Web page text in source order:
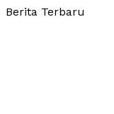
Berita Terbaru